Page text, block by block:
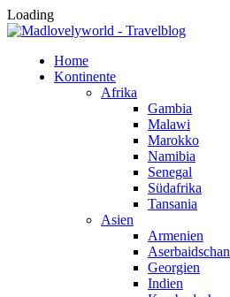
Loading
Home
Kontinente
Afrika
Gambia
Malawi
Marokko
Namibia
Senegal
Südafrika
Tansania
Asien
Armenien
Aserbaidschan
Georgien
Indien